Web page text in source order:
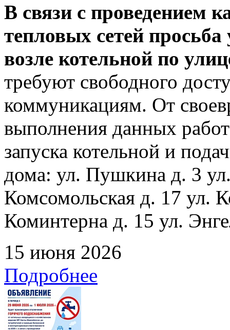
В связи с проведением
тепловых сетей
возле котельной по
требуют свободного
коммуникациям. От
выполнения данных
запуска котельной и
дома: ул. Пушкина д. 3
Комсомольская д. 17 ул.
Коминтерна д. 15 ул.
15 июня 2026
Подробнее